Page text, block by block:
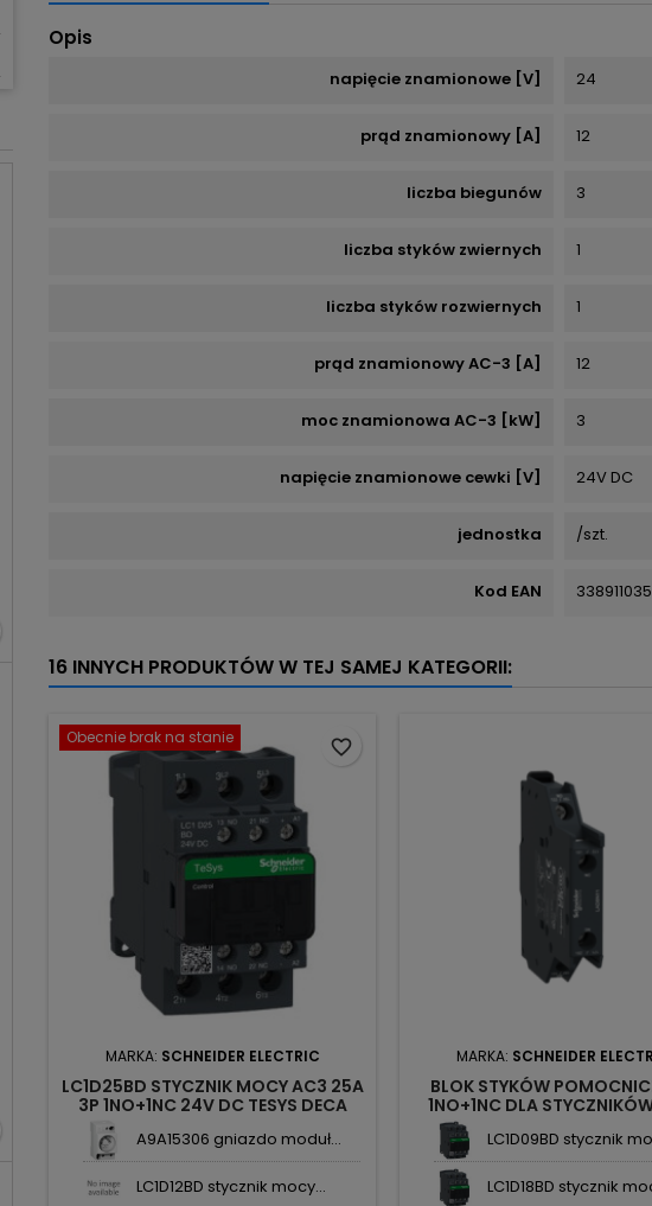
Opis
napięcie znamionowe [V] 24
prąd znamionowy [A] 12
liczba biegunów 3
liczba styków zwiernych 1
liczba styków rozwiernych 1
prąd znamionowy AC-3 [A] 12
moc znamionowa AC-3 [kW] 3
napięcie znamionowe cewki [V] 24V DC
jednostka /szt.
Kod EAN
16 INNYCH PRODUKTÓW W TEJ SAMEJ KATEGORII:
Obecnie brak na stanie
MARKA: SCHNEIDER ELECTRIC
LC1D25BD STYCZNIK MOCY AC3 25A
3P 1NO+1NC 24V DC TESYS DECA
A9A15306 gniazdo moduł...
LC1D12BD stycznik mocy...
favorite_border
MARKA: SCHNEIDER
BLOK STYKÓW
1NO+1NC DLA
LAD8N11 SCHNEIDER
LC1D09BD stycznik
LC1D18BD stycznik